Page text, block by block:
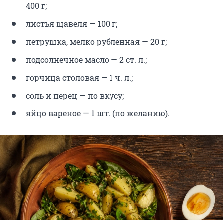
400 г;
листья щавеля — 100 г;
петрушка, мелко рубленная — 20 г;
подсолнечное масло — 2 ст. л.;
горчица столовая — 1 ч. л.;
соль и перец — по вкусу;
яйцо вареное — 1 шт. (по желанию).